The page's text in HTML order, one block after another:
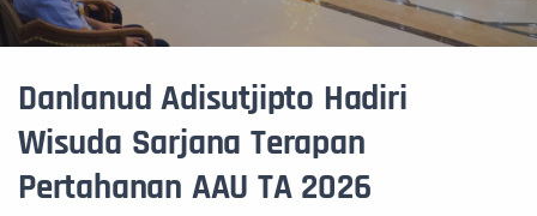
Danlanud Adisutjipto Hadiri
Wisuda Sarjana Terapan
Pertahanan AAU TA 2026